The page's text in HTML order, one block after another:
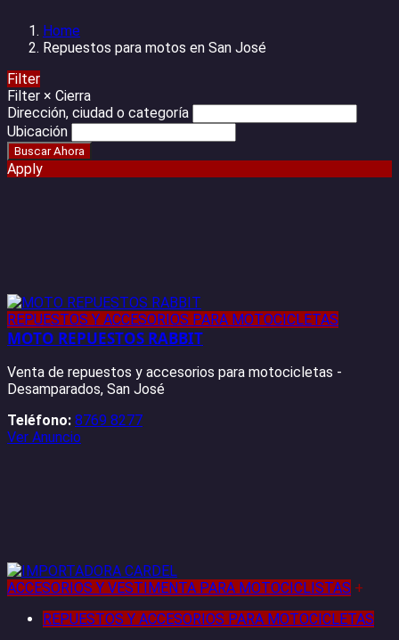
Home
Repuestos para motos en San José
Filter
Filter × Cierra
Dirección, ciudad o categoría
Ubicación
Apply
REPUESTOS Y ACCESORIOS PARA MOTOCICLETAS
MOTO REPUESTOS RABBIT
Venta de repuestos y accesorios para motocicletas -
Desamparados, San José
Teléfono: 8769 8277
Ver Anuncio
ACCESORIOS Y VESTIMENTA PARA MOTOCICLISTAS +
REPUESTOS Y ACCESORIOS PARA MOTOCICLETAS